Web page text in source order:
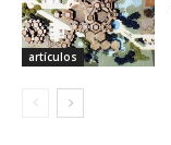
artículos